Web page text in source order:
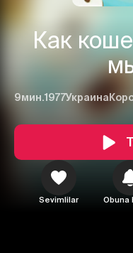
Как
9мин.1977Украина
Sevimlilar Obuna
Bekor